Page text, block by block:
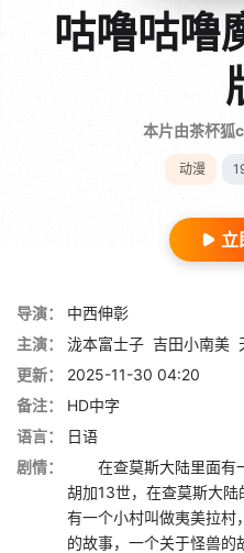
咕噜咕噜
本片由茶杯狐
动漫
立
导演：
中西伸彰
主演：
泷本富士子 吉田小南美
更新：
2025-11-30 04:20
备注：
HD中字
语言：
日语
剧情：
在查莫斯大陆里面有
胡加13世，在查莫斯大陆
有一个小村叫做夷美拉村
的故事，一个关于怪兽的